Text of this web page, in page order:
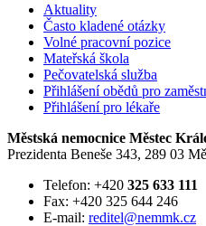
Aktuality
Často kladené otázky
Volné pracovní pozice
Mateřská škola
Pečovatelská služba
Přihlášení obědů pro
Přihlášení pro lékaře
Městská nemocnice Městec
Prezidenta Beneše 343, 289 03
Telefon: +420 325 633 111
Fax: +420 325 644 246
E-mail: reditel@nemmk.cz